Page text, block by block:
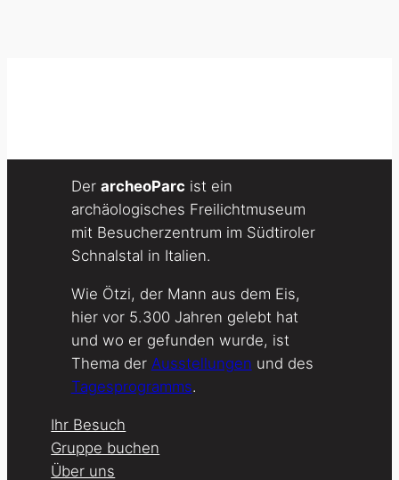
Der archeoParc ist ein
archäologisches Freilichtmuseum
mit Besucherzentrum im Südtiroler
Schnalstal in Italien.
Wie Ötzi, der Mann aus dem Eis,
hier vor 5.300 Jahren gelebt hat
und wo er gefunden wurde, ist
Thema der Ausstellungen und des
Tagesprogramms.
Ihr Besuch
Gruppe buchen
Über uns